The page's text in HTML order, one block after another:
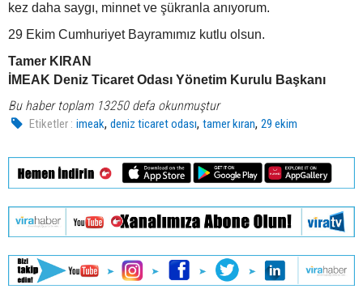
kez daha saygı, minnet ve şükranla anıyorum.
29 Ekim Cumhuriyet Bayramımız kutlu olsun.
Tamer KIRAN
İMEAK Deniz Ticaret Odası Yönetim Kurulu Başkanı
Bu haber toplam 13250 defa okunmuştur
Etiketler : imeak,deniz ticaret odası,tamer kıran,29 ekim